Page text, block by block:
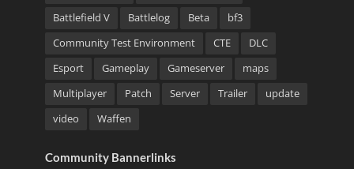
Battlefield V
Battlelog Beta
bf3
Community Test Environment
CTE
DLC
Esport
Gameplay Gameserver
maps
Multiplayer
Patch Server Trailer
update
video
Waffen
Community Bannerlinks